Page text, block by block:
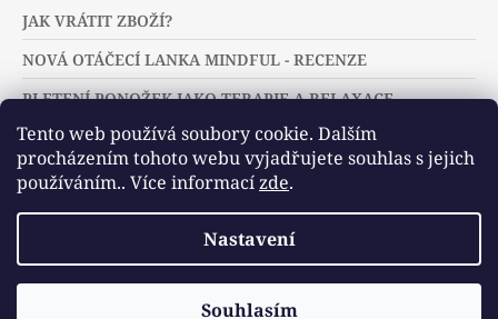
Tento web používá soubory cookie. Dalším
procházením tohoto webu vyjadřujete souhlas s jejich
používáním.. Více informacízde.
Nastavení
Souhlasím
JAK VRÁTIT ZBOŽÍ?
NOVÁ OTÁČECÍ LANKA MINDFUL - RECENZE
PLETENÍ PONOŽEK JAKO TERAPIE A RELAXACE
Slovníček pojmů Často kladené dotazy
© 2026 U jehlic a klubíček - zuzinick.cz.